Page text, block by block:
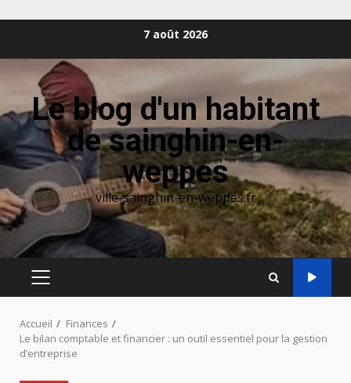
7 août 2026
Le blog d'un habitant
de sainghin-en-
weppes
ville-sainghin-en-weppes.fr
MENU
Accueil
Finances
Le bilan comptable et financier : un outil essentiel pour la gestion
d’entreprise